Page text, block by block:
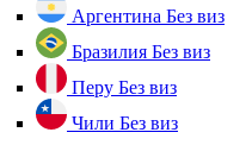
Аргентина Без виз
Бразилия Без виз
Перу Без виз
Чили Без виз